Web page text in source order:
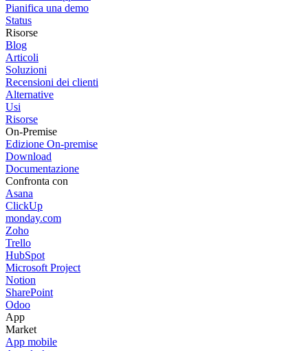
Pianifica una demo
Status
Risorse
Blog
Articoli
Soluzioni
Recensioni dei clienti
Alternative
Usi
Risorse
On-Premise
Edizione On-premise
Download
Documentazione
Confronta con
Asana
ClickUp
monday.com
Zoho
Trello
HubSpot
Microsoft Project
Notion
SharePoint
Odoo
App
Market
App mobile